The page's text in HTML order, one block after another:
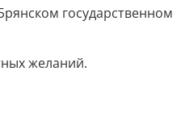
государственном
желаний.